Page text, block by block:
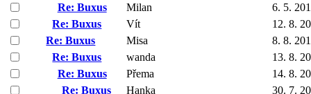
Re: Buxus
Milan
6. 5.
Re: Buxus
Vít
12. 8.
Re: Buxus
Misa
8. 8.
Re: Buxus
wanda
13. 8.
Re: Buxus
Přema
14. 8.
Re: Buxus
Hanka
30. 7.